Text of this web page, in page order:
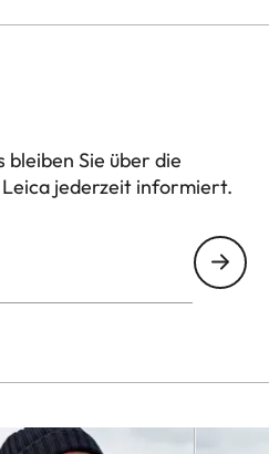
bleiben Sie über die
jederzeit informiert.